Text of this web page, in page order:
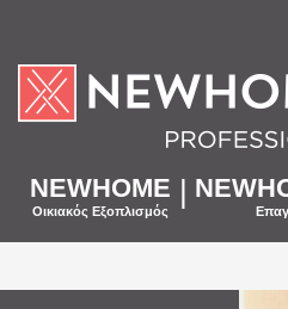
NEWHOME
Οικιακός Εξοπλισμός
|